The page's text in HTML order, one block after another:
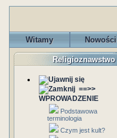
Witamy Nowości
Religioznawstwo
==>>
WPROWADZENIE
Podstawowa
terminologia
Czym jest kult?